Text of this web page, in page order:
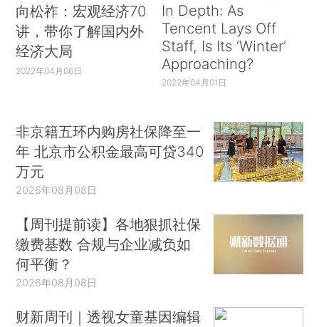
向松祚：宏观经济70
讲，带你了解国内外
经济大局
2022年04月06日
In Depth: As
Tencent Lays Off
Staff, Is Its ‘Winter’
Approaching?
2022年04月01日
非京籍五环内购房社保降至一
年 北京市公积金最高可贷340
万元
2026年08月08日
【周刊提前读】各地狠抓社保
缴费基数 合规与企业减负如
何平衡？
2026年08月08日
财新周刊｜透视女童基因编辑